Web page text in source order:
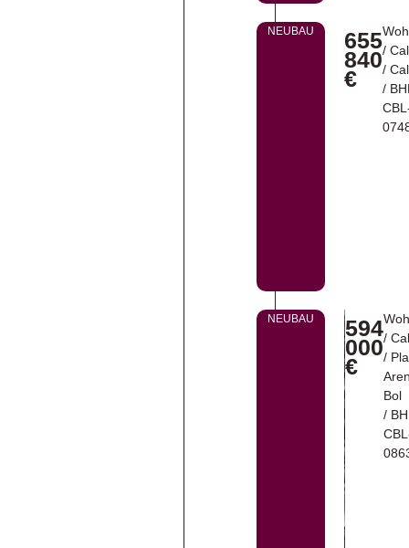
NEUBAU 655
840
€
/
/
/
NEUBAU 594
000
€
/
/
Bol
/